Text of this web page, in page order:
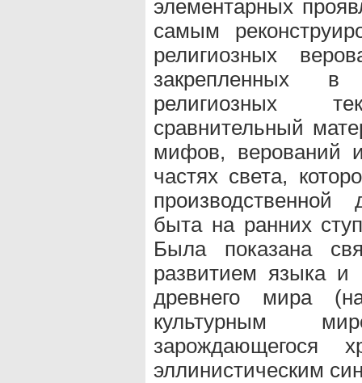
элементарных
самым
религиозных
закрепленных в
религиозных
сравнительный
мифов, верований
частях света,
производственной
быта на ранних
Была показана
развитием языка и
древнего мира
культурным
зарождающегося
эллинистическим